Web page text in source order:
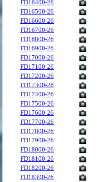
FD16400-26
FD16500-26
FD16600-26
FD16700-26
FD16800-26
FD16900-26
FD17000-26
FD17100-26
FD17200-26
FD17300-26
FD17400-26
FD17500-26
FD17600-26
FD17700-26
FD17800-26
FD17900-26
FD18000-26
FD18100-26
FD18200-26
FD18300-26